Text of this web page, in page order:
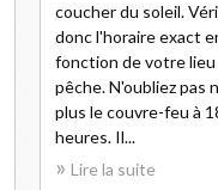
coucher du soleil.
donc l'horaire exact
fonction de votre lieu
pêche. N'oubliez pas
plus le couvre-feu à
heures. Il...
Lire la suite